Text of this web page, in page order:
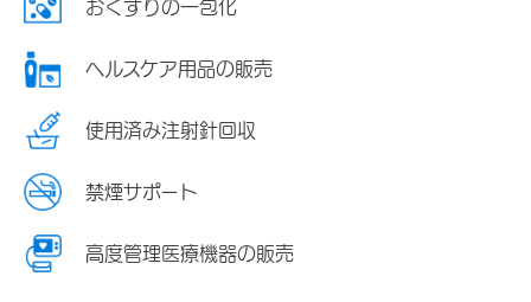
おくすりの一包化
ヘルスケア用品の販売
使用済み注射針回収
禁煙サポート
高度管理医療機器の販売